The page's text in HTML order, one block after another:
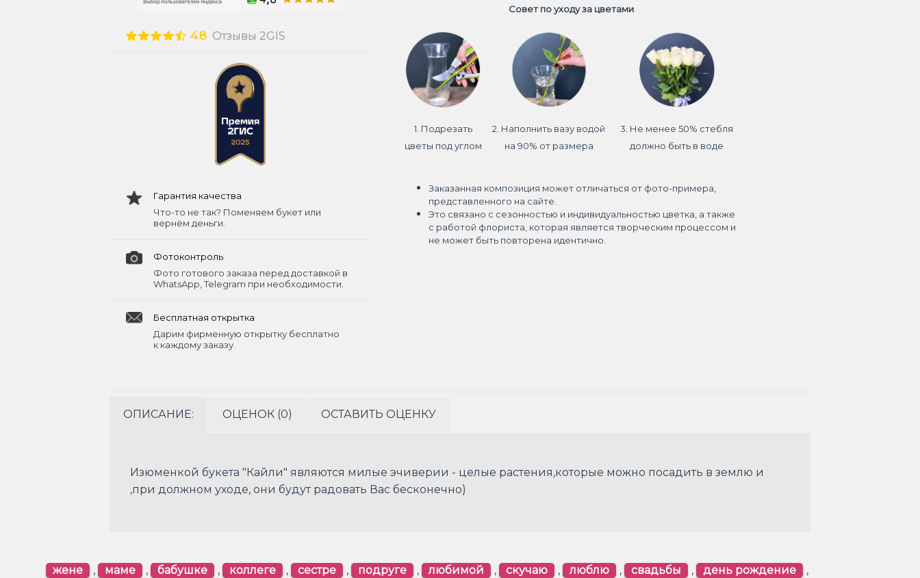
4.8 Отзывы 2GIS
Гарантия качества
Что-то не так? Поменяем букет или
вернём деньги.
Фотоконтроль
Фото готового заказа перед доставкой в
WhatsApp, Telegram при необходимости.
Бесплатная открытка
Дарим фирменную открытку бесплатно
к каждому заказу.
Совет по уходу за цветами
1. Подрезать
цветы под углом
2. Наполнить вазу водой
на 90% от размера
3. Не менее 50% стебля
должно быть в воде
Заказанная композиция может отличаться от фото-примера,
представленного на сайте.
Это связано с сезонностью и индивидуальностью цветка, а также
с работой флориста, которая является творческим процессом и
не может быть повторена идентично.
ОПИСАНИЕ: ОЦЕНОК (0) ОСТАВИТЬ ОЦЕНКУ
Изюменкой букета "Кайли" являются милые эчиверии - целые растения,которые можно посадить в землю и
,при должном уходе, они будут радовать Вас бесконечно)
жене , маме , бабушке , коллеге , сестре , подруге , любимой , скучаю , люблю , свадьбы , день рождение
,